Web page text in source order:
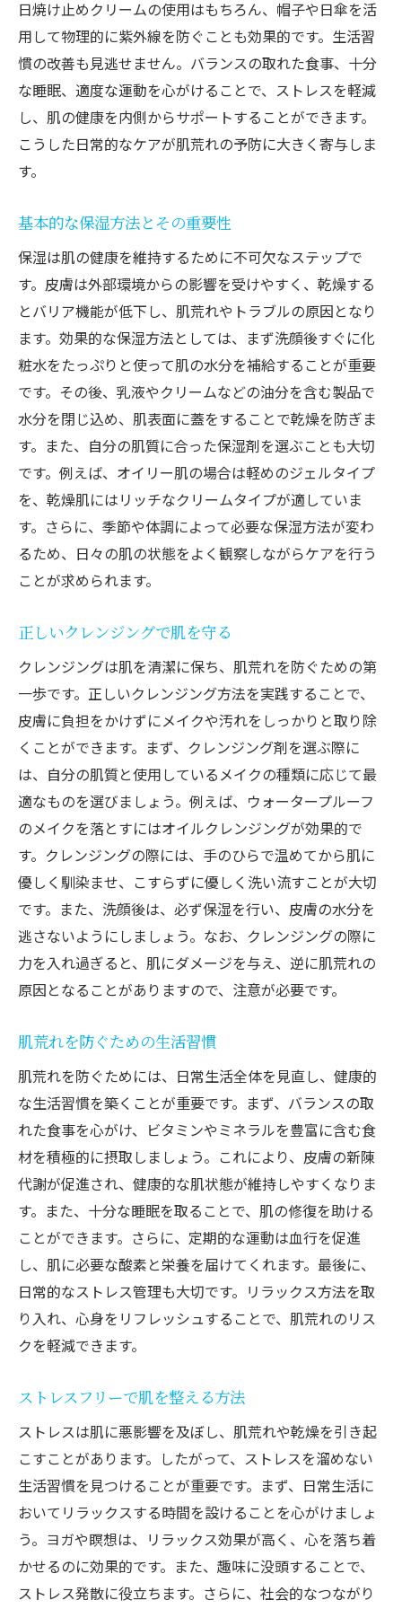
日焼け止めクリームの使用はもちろん、帽子や日傘を活
用して物理的に紫外線を防ぐことも効果的です。生活習
慣の改善も見逃せません。バランスの取れた食事、十分
な睡眠、適度な運動を心がけることで、ストレスを軽減
し、肌の健康を内側からサポートすることができます。
こうした日常的なケアが肌荒れの予防に大きく寄与しま
す。
基本的な保湿方法とその重要性
保湿は肌の健康を維持するために不可欠なステップで
す。皮膚は外部環境からの影響を受けやすく、乾燥する
とバリア機能が低下し、肌荒れやトラブルの原因となり
ます。効果的な保湿方法としては、まず洗顔後すぐに化
粧水をたっぷりと使って肌の水分を補給することが重要
です。その後、乳液やクリームなどの油分を含む製品で
水分を閉じ込め、肌表面に蓋をすることで乾燥を防ぎま
す。また、自分の肌質に合った保湿剤を選ぶことも大切
です。例えば、オイリー肌の場合は軽めのジェルタイプ
を、乾燥肌にはリッチなクリームタイプが適していま
す。さらに、季節や体調によって必要な保湿方法が変わ
るため、日々の肌の状態をよく観察しながらケアを行う
ことが求められます。
正しいクレンジングで肌を守る
クレンジングは肌を清潔に保ち、肌荒れを防ぐための第
一歩です。正しいクレンジング方法を実践することで、
皮膚に負担をかけずにメイクや汚れをしっかりと取り除
くことができます。まず、クレンジング剤を選ぶ際に
は、自分の肌質と使用しているメイクの種類に応じて最
適なものを選びましょう。例えば、ウォータープルーフ
のメイクを落とすにはオイルクレンジングが効果的で
す。クレンジングの際には、手のひらで温めてから肌に
優しく馴染ませ、こすらずに優しく洗い流すことが大切
です。また、洗顔後は、必ず保湿を行い、皮膚の水分を
逃さないようにしましょう。なお、クレンジングの際に
力を入れ過ぎると、肌にダメージを与え、逆に肌荒れの
原因となることがありますので、注意が必要です。
肌荒れを防ぐための生活習慣
肌荒れを防ぐためには、日常生活全体を見直し、健康的
な生活習慣を築くことが重要です。まず、バランスの取
れた食事を心がけ、ビタミンやミネラルを豊富に含む食
材を積極的に摂取しましょう。これにより、皮膚の新陳
代謝が促進され、健康的な肌状態が維持しやすくなりま
す。また、十分な睡眠を取ることで、肌の修復を助ける
ことができます。さらに、定期的な運動は血行を促進
し、肌に必要な酸素と栄養を届けてくれます。最後に、
日常的なストレス管理も大切です。リラックス方法を取
り入れ、心身をリフレッシュすることで、肌荒れのリス
クを軽減できます。
ストレスフリーで肌を整える方法
ストレスは肌に悪影響を及ぼし、肌荒れや乾燥を引き起
こすことがあります。したがって、ストレスを溜めない
生活習慣を見つけることが重要です。まず、日常生活に
おいてリラックスする時間を設けることを心がけましょ
う。ヨガや瞑想は、リラックス効果が高く、心を落ち着
かせるのに効果的です。また、趣味に没頭することで、
ストレス発散に役立ちます。さらに、社会的なつながり